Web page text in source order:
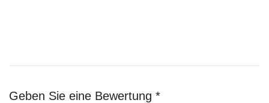
Geben Sie eine Bewertung *